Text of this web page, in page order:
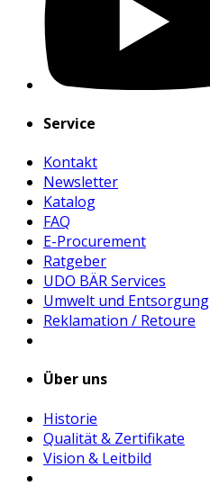
Service
Kontakt
Newsletter
Katalog
FAQ
E-Procurement
Ratgeber
UDO BÄR Services
Umwelt und Entsorgung
Reklamation / Retoure
Über uns
Historie
Qualität & Zertifikate
Vision & Leitbild